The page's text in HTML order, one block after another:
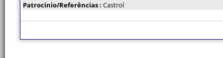
Patrocinio/Referências : Castrol